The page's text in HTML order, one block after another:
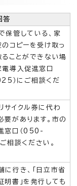
答
保管している、家
コピーを受け取っ
ることができない場
電導入促進窓口
）にご相談くだ
サイクル券に代わ
要があります。市の
窓口（050-
談ください。
に行き、「日立市省
明書」を発行しても